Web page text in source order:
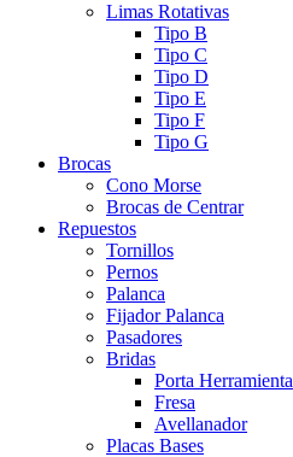
Limas Rotativas
Tipo B
Tipo C
Tipo D
Tipo E
Tipo F
Tipo G
Brocas
Cono Morse
Brocas de Centrar
Repuestos
Tornillos
Pernos
Palanca
Fijador Palanca
Pasadores
Bridas
Porta Herramienta
Fresa
Avellanador
Placas Bases